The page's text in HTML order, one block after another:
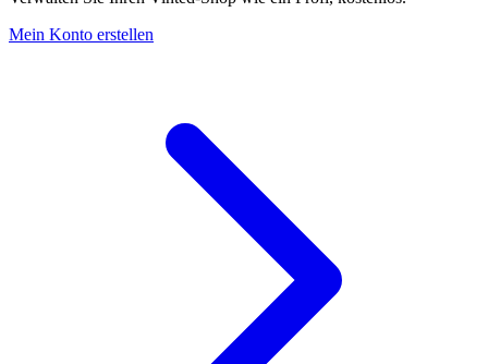
Mein Konto erstellen